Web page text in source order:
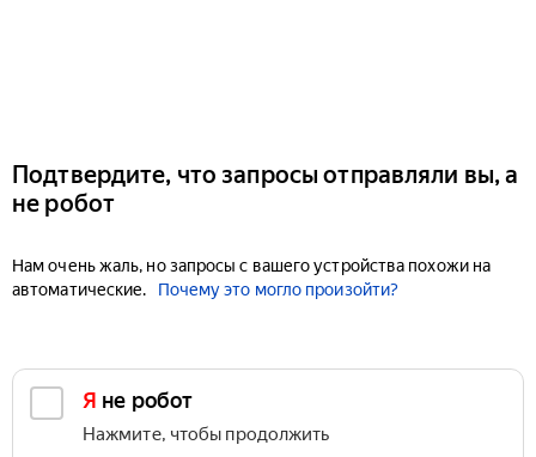
Подтвердите, что запросы отправляли вы, а
не робот
Нам очень жаль, но запросы с вашего устройства похожи на
автоматические.
Почему это могло произойти?
Я не робот
Нажмите, чтобы продолжить